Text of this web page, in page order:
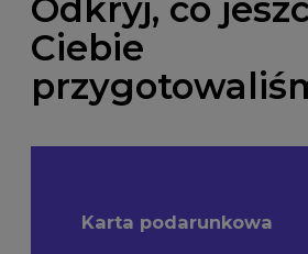
Odkryj, co
Ciebie
Karta podarunkowa